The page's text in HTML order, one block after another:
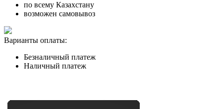
по всему Казахстану
возможен самовывоз
Варианты оплаты:
Безналичный платеж
Наличный платеж